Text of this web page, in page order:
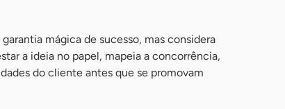
mágica de sucesso, mas considera
a ideia no papel, mapeia a concorrência,
do cliente antes que se promovam